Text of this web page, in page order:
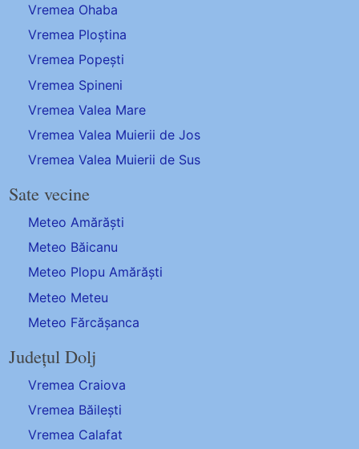
Vremea Ohaba
Vremea Ploștina
Vremea Popești
Vremea Spineni
Vremea Valea Mare
Vremea Valea Muierii de Jos
Vremea Valea Muierii de Sus
Sate vecine
Meteo Amărăști
Meteo Băicanu
Meteo Plopu Amărăști
Meteo Meteu
Meteo Fărcășanca
Județul Dolj
Vremea Craiova
Vremea Băilești
Vremea Calafat